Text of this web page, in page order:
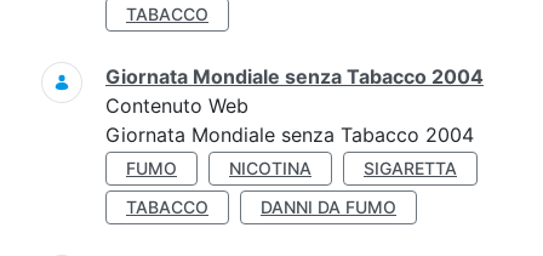
TABACCO
Giornata Mondiale senza Tabacco 2004
Contenuto Web
Giornata Mondiale senza Tabacco 2004
FUMO NICOTINA
SIGARETTA
TABACCO
DANNI DA FUMO